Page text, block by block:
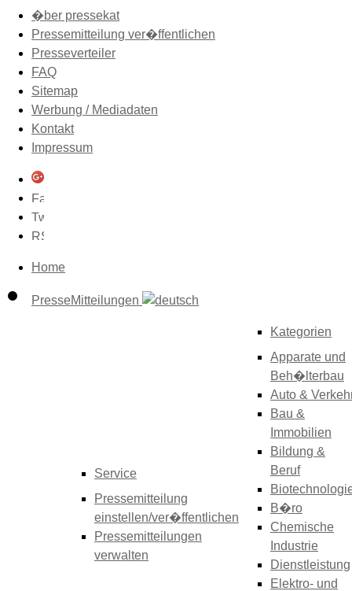
�ber pressekat
Pressemitteilung ver�ffentlichen
Presseverteiler
FAQ
Sitemap
Werbung / Mediadaten
Kontakt
Impressum
Home
PresseMitteilungen
Service
Pressemitteilung
einstellen/ver�ffentlichen
Pressemitteilungen
verwalten
Kategorien
Apparate und
Beh�lterbau
Auto &
Bau &
Immobilien
Bildung &
Beruf
B�ro
Chemische
Industrie
Dienstleistung
Elektro- und